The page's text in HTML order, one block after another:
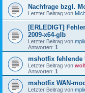
Nachfrage bzgl.
Letzter Beitrag von
[ERLEDIGT]
2009-x64-glb
Letzter Beitrag von
Antworten: 1
mshotfix fehlende
Letzter Beitrag von
Antworten: 1
mshotfix WAN-
Letzter Beitrag von